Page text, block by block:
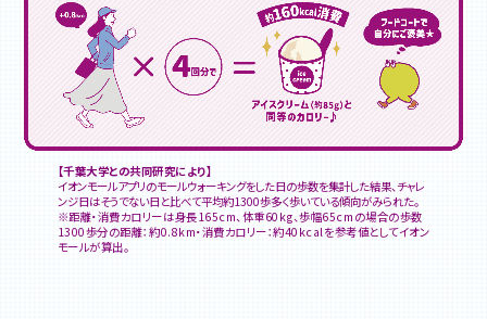
【千葉大学との共同研究により】
イオンモールアプリのモールウォーキングをした日の歩数を集計した結果、チャレ
ンジ日はそうでない日と比べて平均約1300歩多く歩いている傾向がみられた｡
※距離・消費カロリーは身長165cm、体重60kg、歩幅65cmの場合の歩数
1300歩分の距離：約0.8km・消費カロリー：約40kcalを参考値としてイオン
モールが算出。